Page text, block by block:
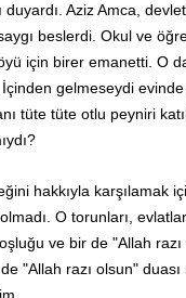
duyardı. Aziz Amca,
beslerdi. Okul ve
için birer emanetti. O
gelmeseydi
tüte tüte otlu peyniri
hakkıyla karşılamak
O torunları,
ve bir de "Allah razı
"Allah razı olsun" duası